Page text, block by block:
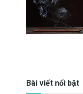
Bài viết nổi bật